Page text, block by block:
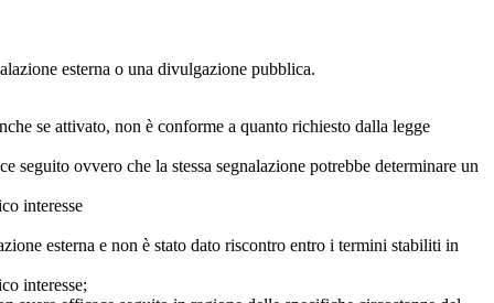
esterna o una divulgazione pubblica.
se attivato, non è conforme a quanto richiesto dalla legge
seguito ovvero che la stessa segnalazione potrebbe determinare un
interesse
esterna e non è stato dato riscontro entro i termini stabiliti in
interesse;